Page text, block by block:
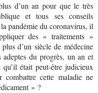
d’un an pour que le très
et tous ses conseils
pandémie du coronavirus, il
des « traitements »
d’un siècle de médecine
du progrès, un an et
qu’il était peut-être judicieux
cette maladie ne
» ?